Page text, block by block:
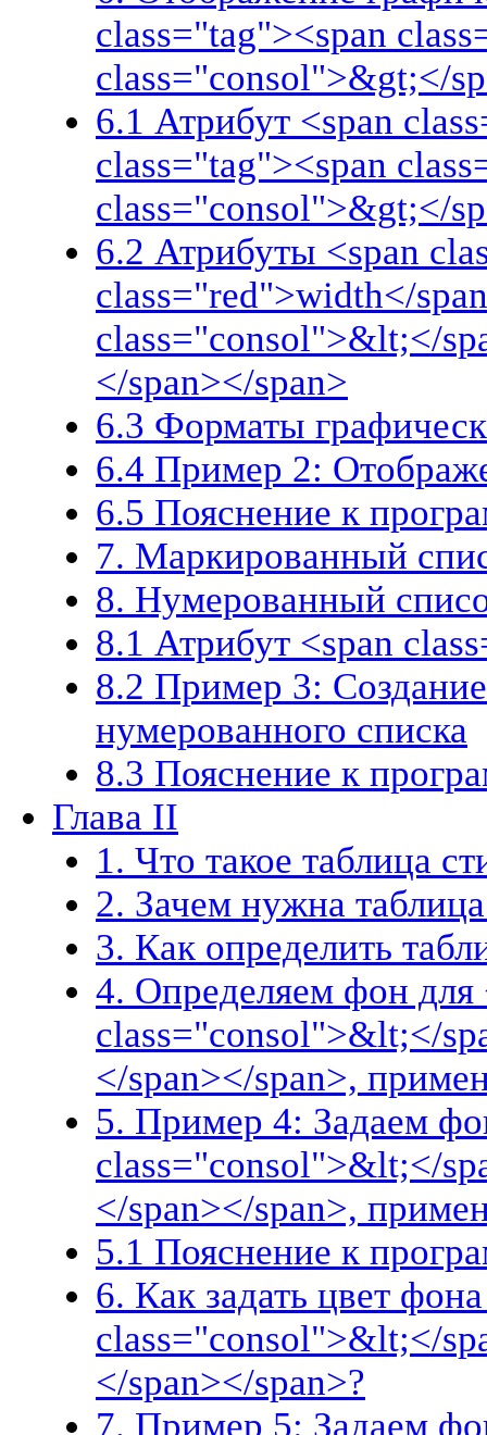
class="tag"><span
class="consol">&gt;</
6.1 Атрибут <span
class="tag"><span
class="consol">&gt;</
6.2 Атрибуты <span
class="red">width</
class="consol">&lt;</
</span></span>
6.3 Форматы
6.4 Пример 2:
6.5 Пояснение к
7. Маркированный
8. Нумерованный
8.1 Атрибут <span
8.2 Пример 3:
нумерованного списка
8.3 Пояснение к
Глава II
1. Что такое таблица
2. Зачем нужна
3. Как определить
4. Определяем фон для
class="consol">&lt;</
</span></span>,
5. Пример 4: Задаем
class="consol">&lt;</
</span></span>,
5.1 Пояснение к
6. Как задать цвет
class="consol">&lt;</
</span></span>?
7. Пример 5: Задаем